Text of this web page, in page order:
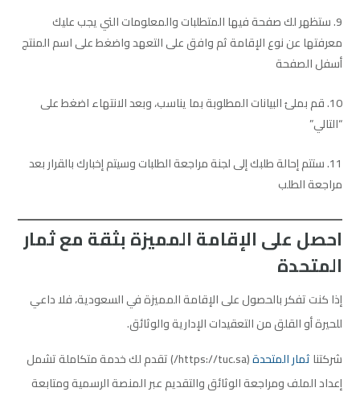
ستظهر لك صفحة فيها المتطلبات والمعلومات التي يجب عليك
معرفتها عن نوع الإقامة ثم وافق على التعهد واضغط على اسم المنتج
أسفل الصفحة
قم بملئ البيانات المطلوبة بما يناسب، وبعد الانتهاء اضغط على
“التالي”
ستتم إحالة طلبك إلى لجنة مراجعة الطلبات وسيتم إخبارك بالقرار بعد
مراجعة الطلب
احصل على الإقامة المميزة بثقة مع ثمار
المتحدة
إذا كنت تفكر بالحصول على الإقامة المميزة في السعودية، فلا داعي
للحيرة أو القلق من التعقيدات الإدارية والوثائق.
شركتناثمارالمتحدة
(https://tuc.sa/) تقدم لك خدمة متكاملة تشمل
إعداد الملف ومراجعة الوثائق والتقديم عبر المنصة الرسمية ومتابعة